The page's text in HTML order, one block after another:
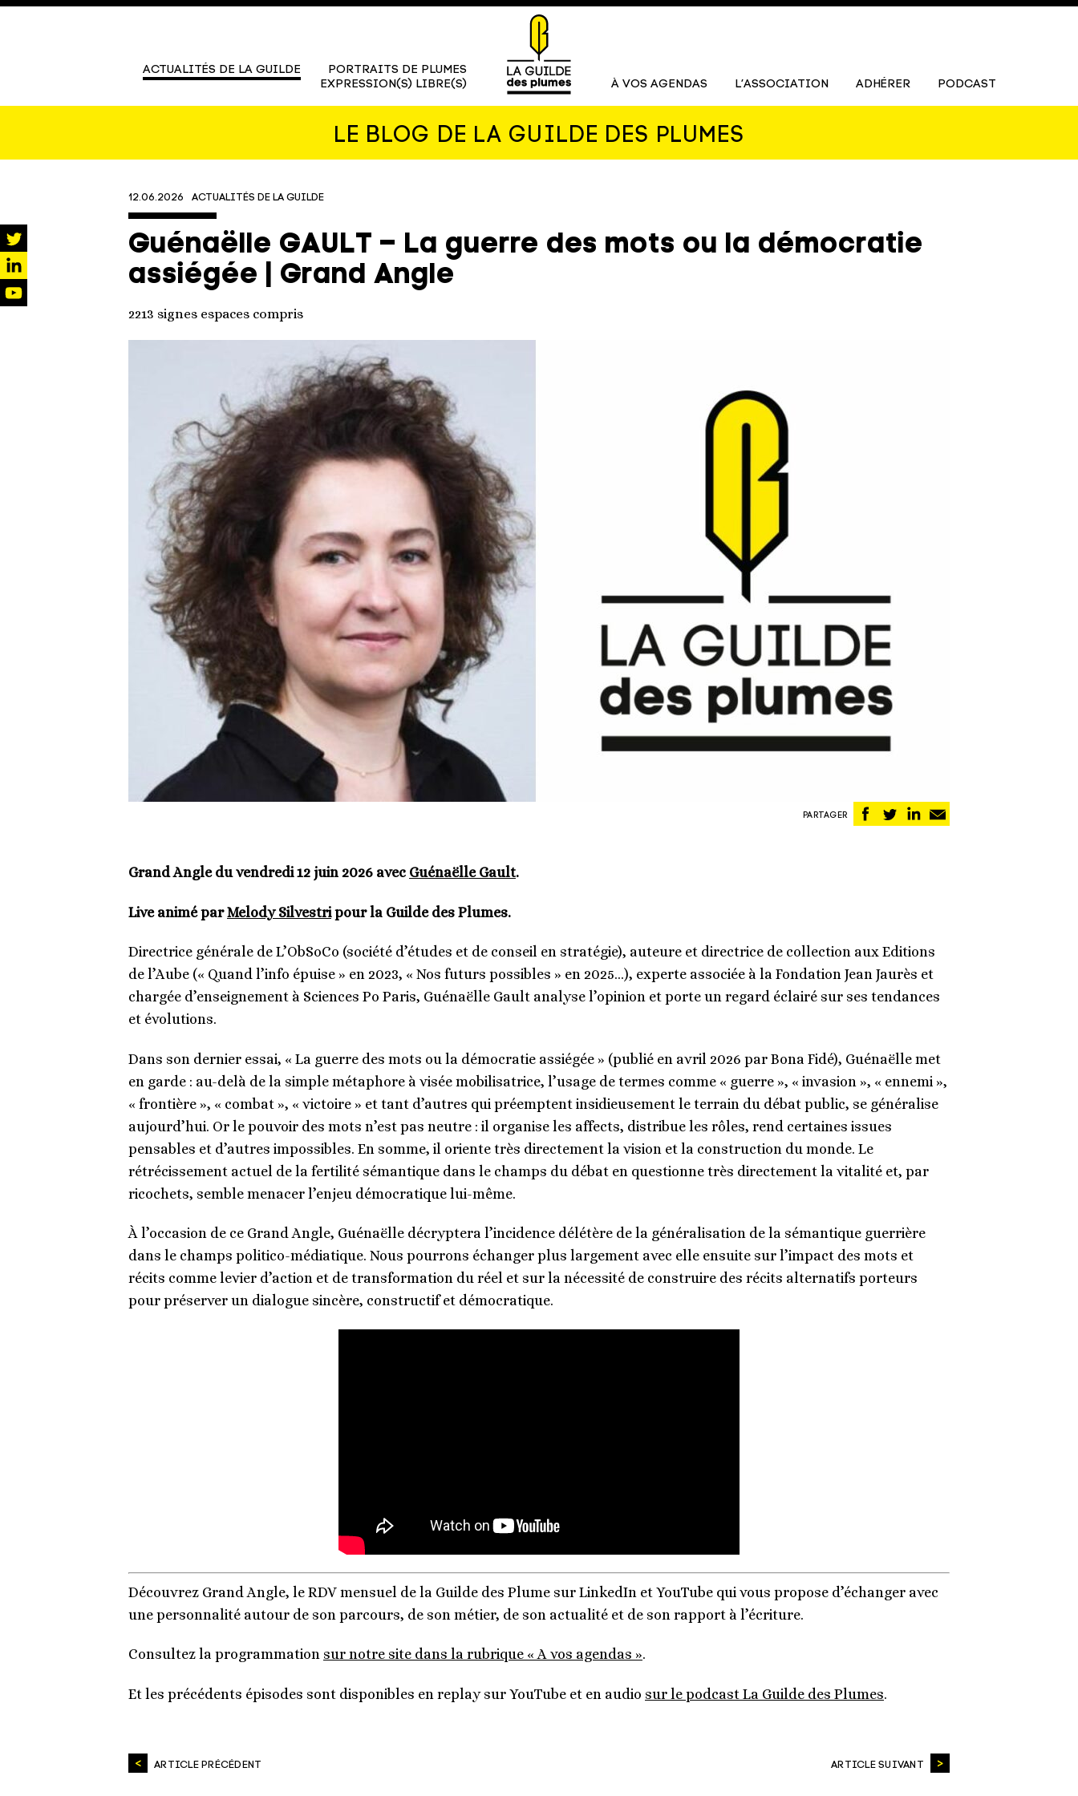
ACTUALITÉS DE LA GUILDE
PORTRAITS DE PLUMES
EXPRESSION(S) LIBRE(S)
À VOS AGENDAS L’ASSOCIATION ADHÉRER PODCAST
LE BLOG DE LA GUILDE DES PLUMES
12.06.2026 ACTUALITÉS DE LA GUILDE
Guénaëlle GAULT – La guerre des mots ou la démocratie
assiégée | Grand Angle
2213 signes espaces compris
PARTAGER
Partager
sur
Partager
sur
Partager
sur par
Grand Angle du vendredi 12 juin 2026 avec Guénaëlle Gault.
Live animé parMelody Silvestripour la Guilde des Plumes.
Directrice générale de L’ObSoCo (société d’études et de conseil en stratégie), auteure et directrice de collection aux Editions
de l’Aube (« Quand l’info épuise » en 2023, « Nos futurs possibles » en 2025…), experte associée à la Fondation Jean Jaurès et
chargée d’enseignement à Sciences Po Paris, Guénaëlle Gault analyse l’opinion et porte un regard éclairé sur ses tendances
et évolutions.
Dans son dernier essai, « La guerre des mots ou la démocratie assiégée » (publié en avril 2026 par Bona Fidé), Guénaëlle met
en garde : au-delà de la simple métaphore à visée mobilisatrice, l’usage de termes comme « guerre », « invasion », « ennemi »,
« frontière », « combat », « victoire » et tant d’autres qui préemptent insidieusement le terrain du débat public, se généralise
aujourd’hui. Or le pouvoir des mots n’est pas neutre : il organise les affects, distribue les rôles, rend certaines issues
pensables et d’autres impossibles. En somme, il oriente très directement la vision et la construction du monde. Le
rétrécissement actuel de la fertilité sémantique dans le champs du débat en questionne très directement la vitalité et, par
ricochets, semble menacer l’enjeu démocratique lui-même.
À l’occasion de ce Grand Angle, Guénaëlle décryptera l’incidence délétère de la généralisation de la sémantique guerrière
dans le champs politico-médiatique. Nous pourrons échanger plus largement avec elle ensuite sur l’impact des mots et
récits comme levier d’action et de transformation du réel et sur la nécessité de construire des récits alternatifs porteurs
pour préserver un dialogue sincère, constructif et démocratique.
Découvrez Grand Angle, le RDV mensuel de la Guilde des Plume sur LinkedIn et YouTube qui vous propose d’échanger avec
une personnalité autour de son parcours, de son métier, de son actualité et de son rapport à l’écriture.
Consultez la programmation sur notre site dans la rubrique « A vos agendas ».
Et les précédents épisodes sont disponibles en replay sur YouTube et en audio sur le podcast La Guilde des Plumes.
ARTICLE PRÉCÉDENT ARTICLE SUIVANT
twitter
linkedin